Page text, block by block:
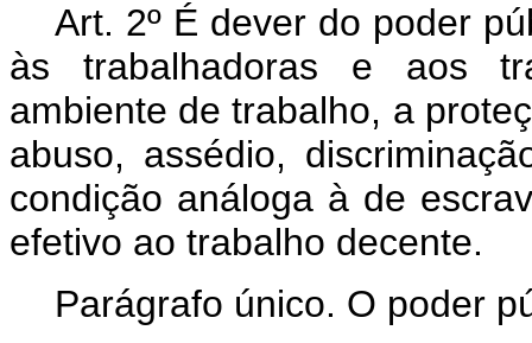
Art. 2º É dever do poder
às trabalhadoras e aos
ambiente de trabalho, a
abuso, assédio,
condição análoga à de
efetivo ao trabalho decente.
Parágrafo único. O poder